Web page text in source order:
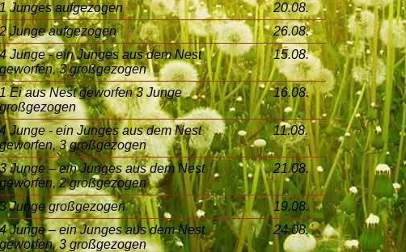
1 Junges aufgezogen
20.08.
2 Junge aufgezogen
26.08.
4 Junge - ein Junges aus dem Nest
geworfen, 3 großgezogen
15.08.
1 Ei aus Nest geworfen 3 Junge
großgezogen
16.08.
4 Junge - ein Junges aus demNest
geworfen, 3 großgezogen
11.08.
3 Junge – ein Junges aus demNest
geworfen, 2 großgezogen
21.08.
3 Junge großgezogen
19.08.
4 Junge – ein Junges aus demNest
geworfen, 3 großgezogen
24.08.